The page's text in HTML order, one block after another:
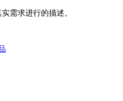
需求进行的描述。